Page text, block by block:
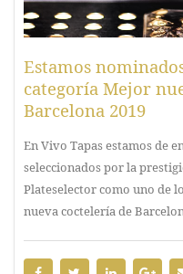
Estamos
categoría Mejor
Barcelona 2019
En Vivo Tapas estamos de
seleccionados por la
Plateselector como uno de
nueva coctelería de